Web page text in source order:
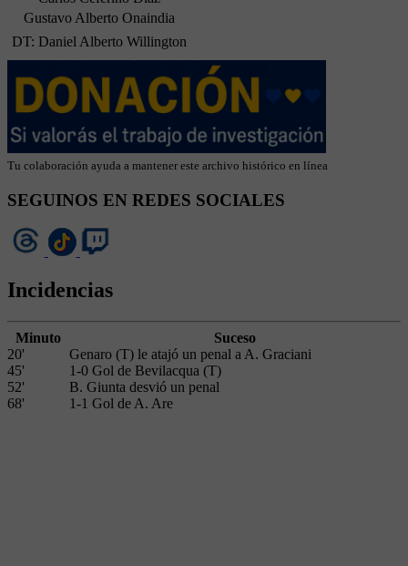
Gustavo Alberto Onaindia
DT: Daniel Alberto Willington
Tu colaboración ayuda a mantener este archivo histórico en línea
SEGUINOS EN REDES SOCIALES
Incidencias
Minuto
Suceso
20'
Genaro (T) le atajó un penal a A. Graciani
45'
1-0 Gol de Bevilacqua (T)
52'
B. Giunta desvió un penal
68'
1-1 Gol de A. Are